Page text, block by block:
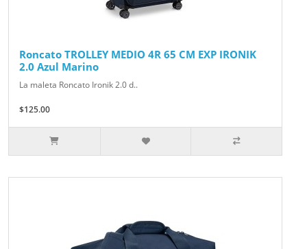
Roncato TROLLEY MEDIO 4R 65 CM EXP IRONIK
2.0 Azul Marino
La maleta Roncato Ironik 2.0 d..
$125.00